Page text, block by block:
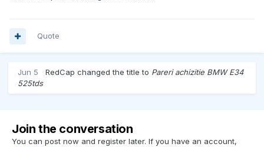
Quote
Jun 5 RedCap changed the title to Pareri achizitie BMW E34
525tds
Join the conversation
You can post now and register later. If you have an account,